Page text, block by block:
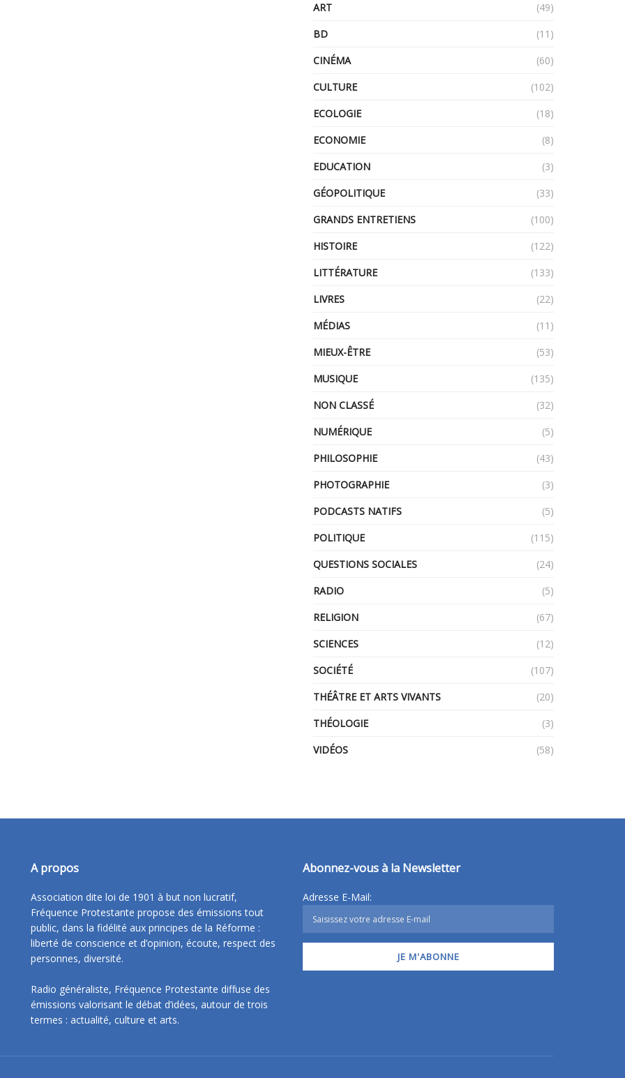
ART
(49)
BD
(11)
CINÉMA
(60)
CULTURE
(102)
ECOLOGIE
(18)
ECONOMIE
(8)
EDUCATION
(3)
GÉOPOLITIQUE
(33)
GRANDS ENTRETIENS
(100)
HISTOIRE
(122)
LITTÉRATURE
(133)
LIVRES
(22)
MÉDIAS
(11)
MIEUX-ÊTRE
(53)
MUSIQUE
(135)
NON CLASSÉ
(32)
NUMÉRIQUE
(5)
PHILOSOPHIE
(43)
PHOTOGRAPHIE
(3)
PODCASTS NATIFS
(5)
POLITIQUE
(115)
QUESTIONS SOCIALES
(24)
RADIO
(5)
RELIGION
(67)
SCIENCES
(12)
SOCIÉTÉ
(107)
THÉÂTRE ET ARTS VIVANTS
(20)
THÉOLOGIE
(3)
VIDÉOS
(58)
A propos
Association dite loi de 1901 à but non lucratif,
Fréquence Protestante propose des émissions tout
public, dans la fidélité aux principes de la Réforme :
liberté de conscience et d’opinion, écoute, respect des
personnes, diversité.
Radio généraliste, Fréquence Protestante diffuse des
émissions valorisant le débat d’idées, autour de trois
termes : actualité, culture et arts.
Abonnez-vous à la Newsletter
Adresse E-Mail: